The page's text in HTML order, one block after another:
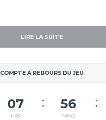
LIRE LA SUITE
COMPTE À REBOURS DU JEU
07
HRS
56
MINS